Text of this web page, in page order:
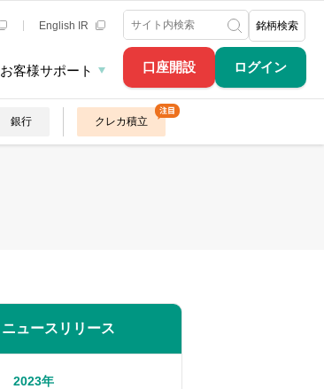
口座開設 ログイン
English IR 銘柄検索
お客様サポート
銀行 クレカ積立
ニュースリリース
2023年